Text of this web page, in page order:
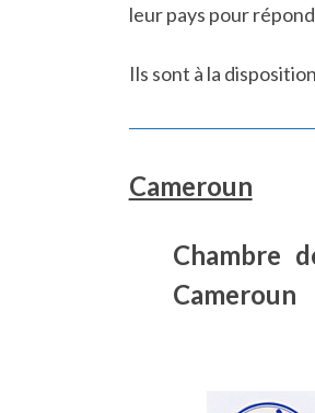
leur pays pour
Ils sont à la
Cameroun
Chambre
Cameroun